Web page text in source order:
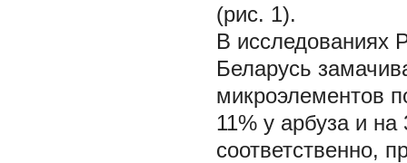
(рис. 1).
В исследованиях
Беларусь
микроэлементов
11% у арбуза и
соответственно,